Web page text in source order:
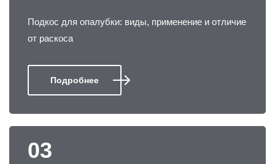
Подкос для опалубки: виды, применение и отличие
от раскоса
Подробнее
03